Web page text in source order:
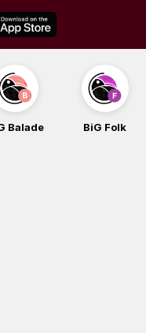
Balade BiG Folk